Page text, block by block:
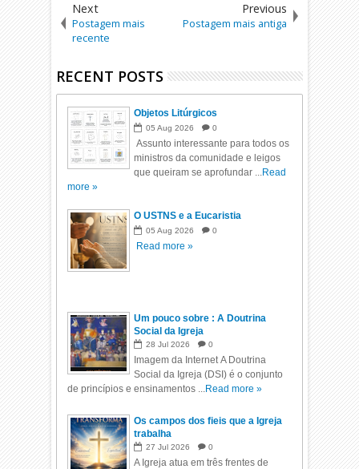
Next
Postagem mais
recente
Previous
Postagem mais antiga
RECENT POSTS
Objetos Litúrgicos
05 Aug 2026 0
Assunto interessante para todos os
ministros da comunidade e leigos
que queiram se aprofundar ...Read
more »
O USTNS e a Eucaristia
05 Aug 2026 0
Read more »
Um pouco sobre : A Doutrina
Social da Igreja
28 Jul 2026 0
Imagem da Internet A Doutrina
Social da Igreja (DSI) é o conjunto
de princípios e ensinamentos ...Read more »
Os campos dos fieis que a Igreja
trabalha
27 Jul 2026 0
A Igreja atua em três frentes de